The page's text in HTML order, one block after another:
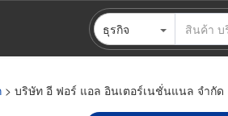
ธุรกิจ
> บริษัท อี ฟอร์ แอล อินเตอร์เนชั่นแนล จำกัด